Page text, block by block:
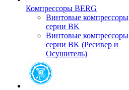
Компрессоры BERG
Винтовые компрессоры
серии BK
Винтовые компрессоры
серии BK (Ресивер и
Осушитель)